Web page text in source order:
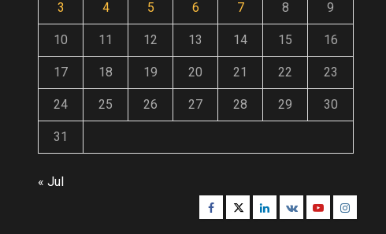
3 4 5 6 7 8 9
10 11 12 13 14 15 16
17 18 19 20 21 22 23
24 25 26 27 28 29 30
31
« Jul
Facebook
TwitterLinkedin
VK Youtube